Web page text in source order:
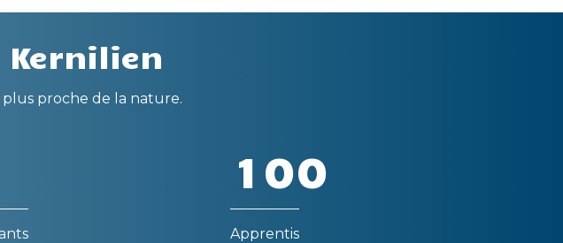
Kernilien
proche de la nature.
1 00
Apprentis